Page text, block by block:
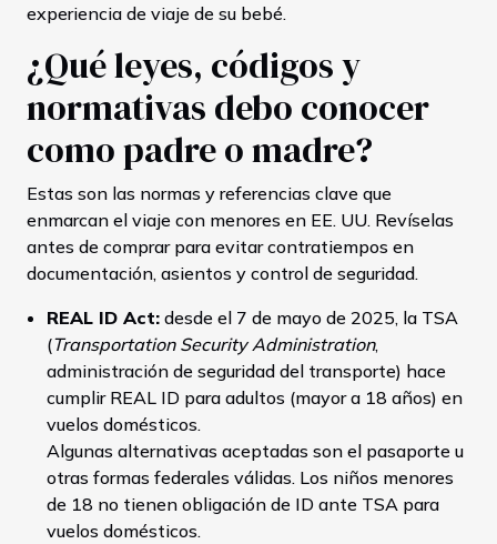
experiencia de viaje de su bebé.
¿Qué leyes, códigos y
normativas debo conocer
como padre o madre?
Estas son las normas y referencias clave que
enmarcan el viaje con menores en EE. UU. Revíselas
antes de comprar para evitar contratiempos en
documentación, asientos y control de seguridad.
REAL ID Act: desde el 7 de mayo de 2025, la TSA
(Transportation Security Administration,
administración de seguridad del transporte) hace
cumplir REAL ID para adultos (mayor a 18 años) en
vuelos domésticos.
Algunas alternativas aceptadas son el pasaporte u
otras formas federales válidas. Los niños menores
de 18 no tienen obligación de ID ante TSA para
vuelos domésticos.